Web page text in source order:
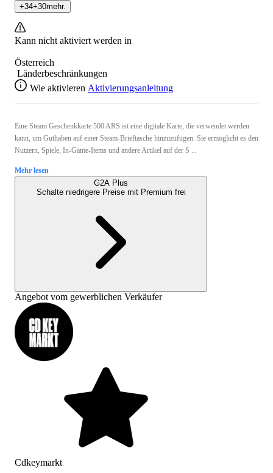
+34+30mehr.
Kann nicht aktiviert werden in
Österreich
Länderbeschränkungen
Wie aktivieren Aktivierungsanleitung
Eine Steam Geschenkkarte 500 ARS ist eine digitale Karte, die verwendet werden
kann, um Guthaben auf einer Steam-Brieftasche hinzuzufügen. Sie ermöglicht es den
Nutzern, Spiele, In-Game-Items und andere Artikel auf der S ...
Mehr lesen
G2A Plus
Schalte niedrigere Preise mit Premium frei
Angebot vom gewerblichen Verkäufer
Cdkeymarkt